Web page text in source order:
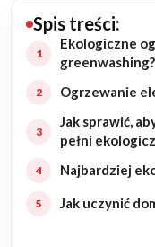
Budowa domu
Rezydencje
Rozbudowa
Spis treści:
Ekologiczne
greenwashing?
Ogrzewanie
Jak sprawić,
pełni
Najbardziej
Jak uczynić